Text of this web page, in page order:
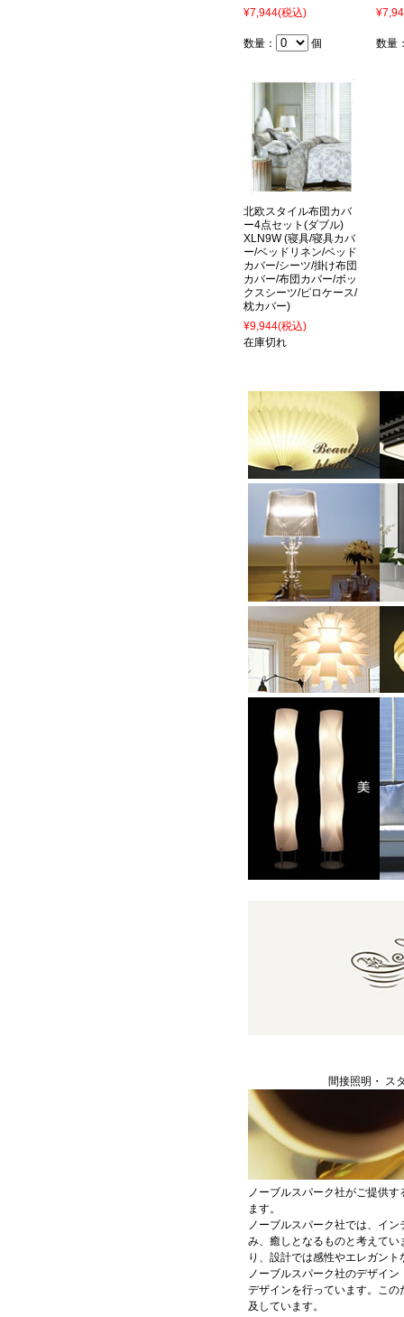
¥7,944(税込)
数量： 個 数量
北欧スタイル布団カバ
ー4点セット(ダブル)
XLN9W (寝具/寝具カバ
ー/ベッドリネン/ベッド
カバー/シーツ/掛け布団
カバー/布団カバー/ボッ
クスシーツ/ピロケース/
枕カバー)
¥9,944(税込)
在庫切れ
間接照明・ ス
ノーブルスパーク社がご提供
ます。
ノーブルスパーク社では、イ
み、癒しとなるものと考えて
り、設計では感性やエレガン
ノーブルスパーク社のデザイ
デザインを行っています。こ
及しています。